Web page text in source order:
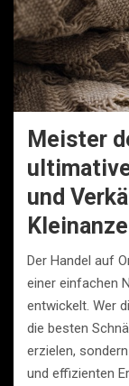
Meister
und
Der Handel auf
einer einfachen
entwickelt. Wer
die besten
erzielen,
und effizienten